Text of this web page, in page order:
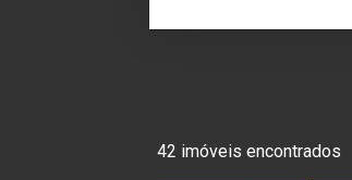
42 imóveis encontrados